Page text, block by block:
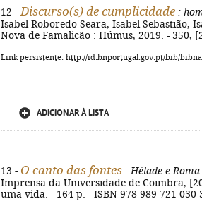
12 - Discurso(s) de cumplicidade :
Isabel Roboredo Seara, Isabel Sebastião,
Nova de Famalicão : Húmus, 2019. - 350,
Link persistente: http://id.bnportugal.gov.pt/bib/
ADICIONAR À LISTA
13 - O canto das fontes : Hélade e Roma
Imprensa da Universidade de Coimbra,
uma vida. - 164 p. - ISBN 978-989-721-030-